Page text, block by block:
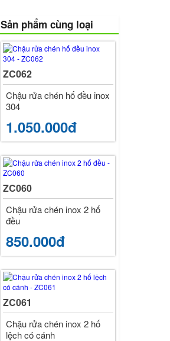
Sản phẩm cùng loại
ZC062
Chậu rửa chén hố đều inox
304
1.050.000đ
ZC060
Chậu rửa chén inox 2 hố
đều
850.000đ
ZC061
Chậu rửa chén inox 2 hố
lệch có cánh